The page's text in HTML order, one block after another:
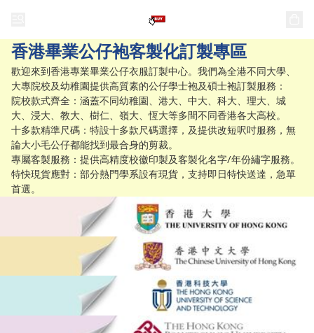
香港畢業公仔袍客製化訂製專區
歡迎來到香港專業畢業公仔衣服訂製中心。我們為全港不同大學、
大專院校及幼稚園提供高質素的公仔學士袍及碩士袍訂製服務：
​院校款式齊全：涵蓋不同幼稚園、港大、中大、科大、理大、城
大、浸大、教大、樹仁、嶺大、恆大等多間不同香港各大高校。
​十多款精準尺碼：特設十多款尺碼選擇，及提供改短呎吋服務，無
論大小毛公仔都能找到最合身的剪裁。
​專屬客製服務：提供高精度校徽印製及客製化名字/年份繡字服務。
​特快現貨應對：部分熱門學系設有現貨，支持即日特快送達，急單
首選。